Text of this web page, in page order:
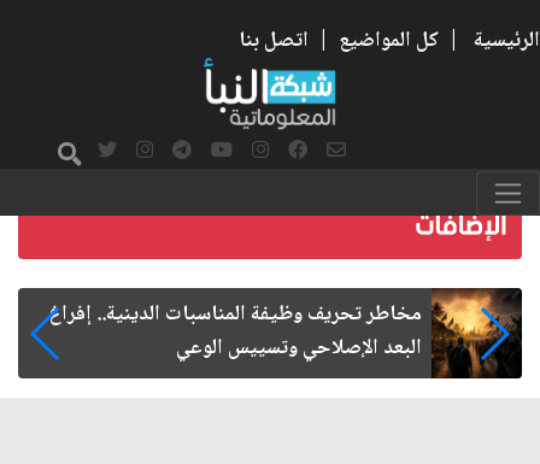
الرئيسية | كل المواضيع | اتصل بنا
زيارة الأربعين.. من الفاعلية المجتمعية إلى المواطنة
الفاعلة